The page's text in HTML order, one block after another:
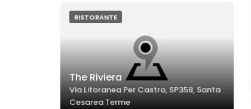
RISTORANTE
The Riviera
Via Litoranea Per Castro, SP358, Santa
Cesarea Terme